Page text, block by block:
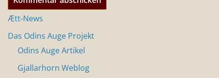
Ætt-News
Das Odins Auge Projekt
Odins Auge Artikel
Gjallarhorn Weblog